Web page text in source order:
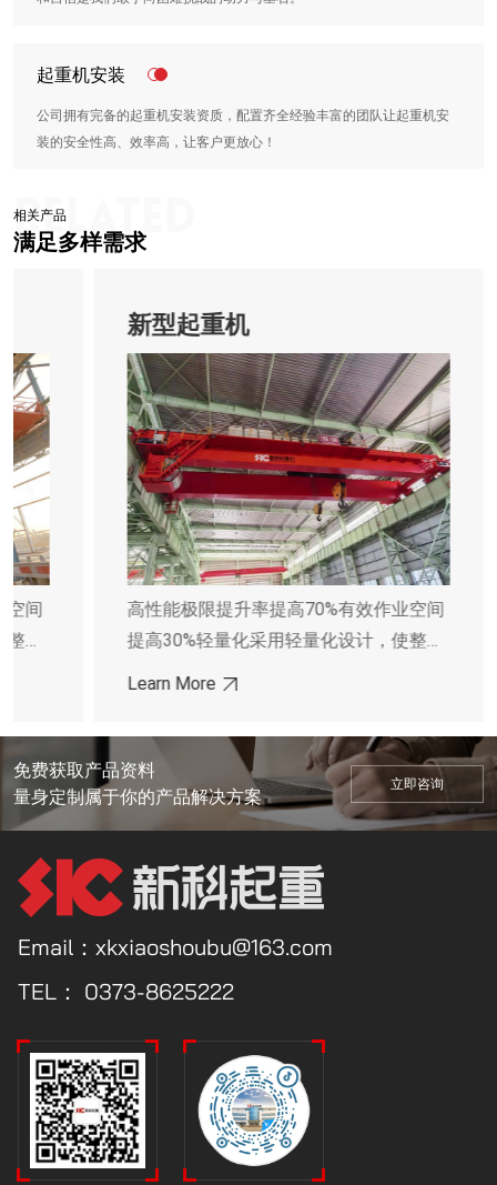
起重机安装
公司拥有完备的起重机安装资质，配置齐全经验丰富的团队让起重机安
装的安全性高、效率高，让客户更放心！
相关产品
满足多样需求
空间
机
模块
智能
可自
人力
新型起重机
高性能极限提升率提高70%有效作业空间
提高30%轻量化采用轻量化设计，使整机
频控制，运行平稳年故障率降低65%模块
化产品具有极大通用性，可方便添加智能
控制功能，设计周期缩短60%自动化可自
动化控制，配备远程监控技术，解放人力
Learn More
免费获取产品资料
量身定制属于你的产品解决方案
立即咨询
Email：xkxiaoshoubu@163.com
TEL： 0373-8625222